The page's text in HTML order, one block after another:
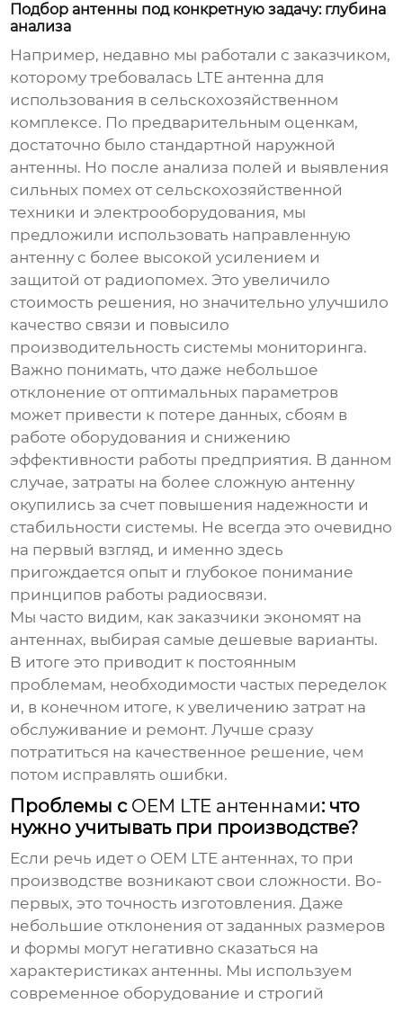
Подбор антенны под конкретную задачу: глубина
анализа
Например, недавно мы работали с заказчиком,
которому требовалась LTE антенна для
использования в сельскохозяйственном
комплексе. По предварительным оценкам,
достаточно было стандартной наружной
антенны. Но после анализа полей и выявления
сильных помех от сельскохозяйственной
техники и электрооборудования, мы
предложили использовать направленную
антенну с более высокой усилением и
защитой от радиопомех. Это увеличило
стоимость решения, но значительно улучшило
качество связи и повысило
производительность системы мониторинга.
Важно понимать, что даже небольшое
отклонение от оптимальных параметров
может привести к потере данных, сбоям в
работе оборудования и снижению
эффективности работы предприятия. В данном
случае, затраты на более сложную антенну
окупились за счет повышения надежности и
стабильности системы. Не всегда это очевидно
на первый взгляд, и именно здесь
пригождается опыт и глубокое понимание
принципов работы радиосвязи.
Мы часто видим, как заказчики экономят на
антеннах, выбирая самые дешевые варианты.
В итоге это приводит к постоянным
проблемам, необходимости частых переделок
и, в конечном итоге, к увеличению затрат на
обслуживание и ремонт. Лучше сразу
потратиться на качественное решение, чем
потом исправлять ошибки.
Проблемы с OEM LTE антеннами: что
нужно учитывать при производстве?
Если речь идет о OEM LTE антеннах, то при
производстве возникают свои сложности. Во-
первых, это точность изготовления. Даже
небольшие отклонения от заданных размеров
и формы могут негативно сказаться на
характеристиках антенны. Мы используем
современное оборудование и строгий